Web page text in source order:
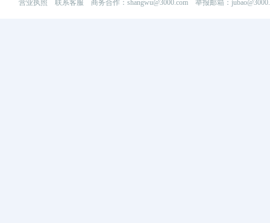
营业执照 联系客服 商务合作：shangwu@3000.com 举报邮箱：